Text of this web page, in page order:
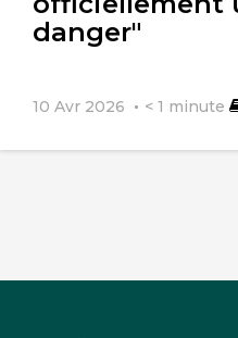
danger"
10 Avr 2026 < 1 minute